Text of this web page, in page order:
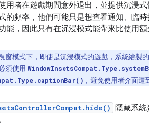
用者在遊戲期間意外退出，並提供沉浸
的頻率，他們可能只是想查看通知、臨
能，因此只有在沉浸模式能帶來比使用
窗模式下，即使是沉浸模式的遊戲，系統繪製
須使用
，避免使用者介面遭
隱藏系